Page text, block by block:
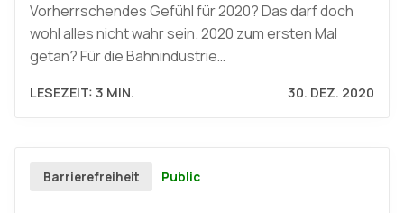
Vorherrschendes Gefühl für 2020? Das darf doch
wohl alles nicht wahr sein. 2020 zum ersten Mal
getan? Für die Bahnindustrie…
LESEZEIT: 3 MIN. 30. DEZ. 2020
Barrierefreiheit Public